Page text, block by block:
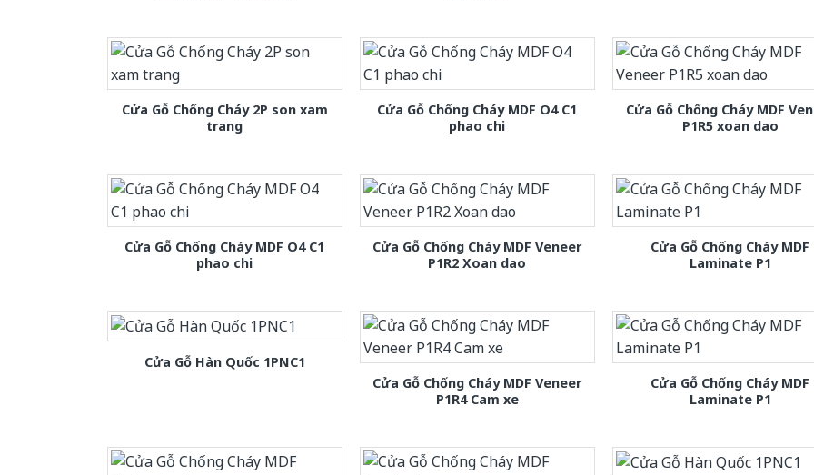
Cửa Gỗ Chống Cháy 2P son xam
trang
Cửa Gỗ Chống Cháy MDF O4 C1
phao chi
Cửa Gỗ Chống Cháy MDF
P1R5 xoan dao
Cửa Gỗ Chống Cháy MDF O4 C1
phao chi
Cửa Gỗ Chống Cháy MDF Veneer
P1R2 Xoan dao
Cửa Gỗ Chống Cháy MDF
Laminate P1
Cửa Gỗ Hàn Quốc 1PNC1
Cửa Gỗ Chống Cháy MDF Veneer
P1R4 Cam xe
Cửa Gỗ Chống Cháy MDF
Laminate P1